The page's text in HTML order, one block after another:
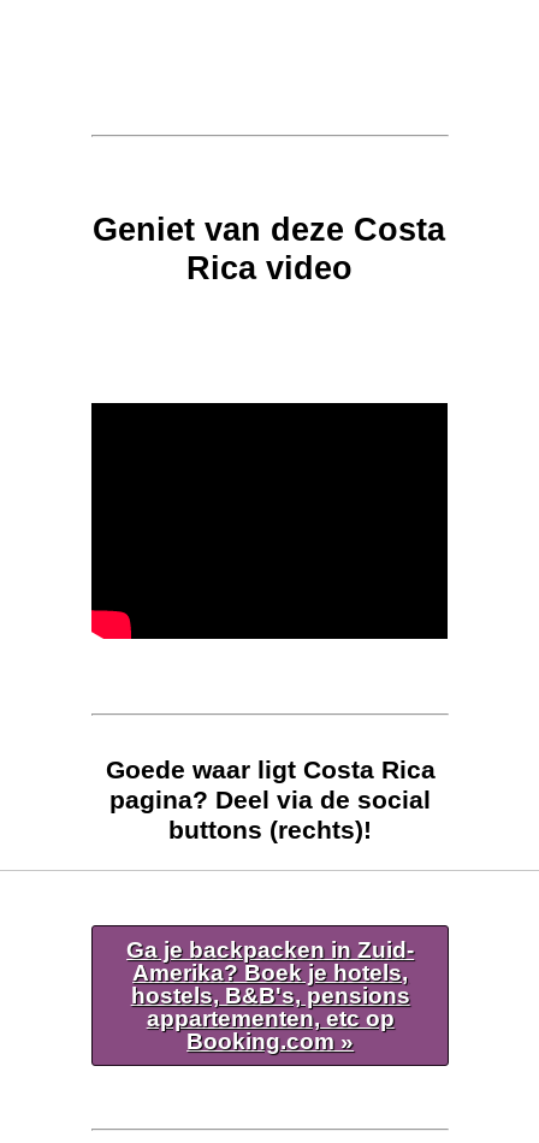
Geniet van deze Costa
Rica video
Goede waar ligt Costa Rica
pagina? Deel via de social
buttons (rechts)!
Ga je backpacken in Zuid-
Amerika? Boek je hotels,
hostels, B&B's, pensions
appartementen, etc op
Booking.com »